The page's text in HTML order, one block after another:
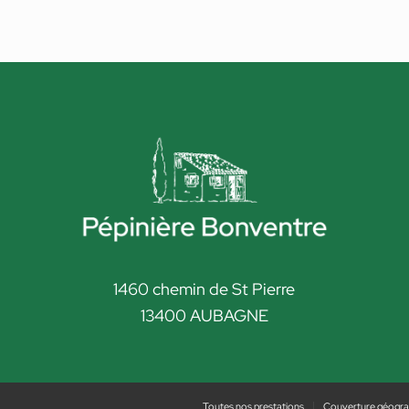
1460 chemin de St Pierre
13400 AUBAGNE
Toutes nos prestations Couverture